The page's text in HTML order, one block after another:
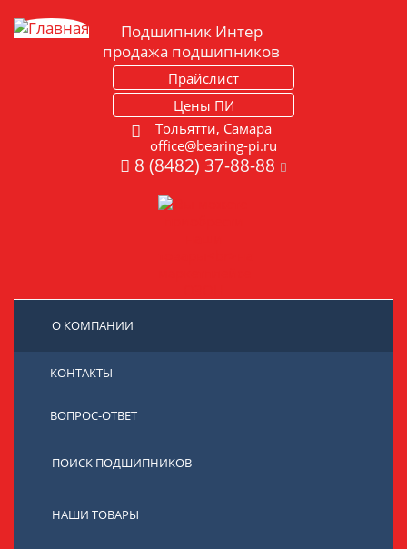
Подшипник Интер
продажа подшипников
Прайслист
Цены ПИ
Тольятти, Самара
office@bearing-pi.ru
8 (8482) 37-88-88
О КОМПАНИИ
КОНТАКТЫ
ВОПРОС-ОТВЕТ
ПОИСК ПОДШИПНИКОВ
НАШИ ТОВАРЫ